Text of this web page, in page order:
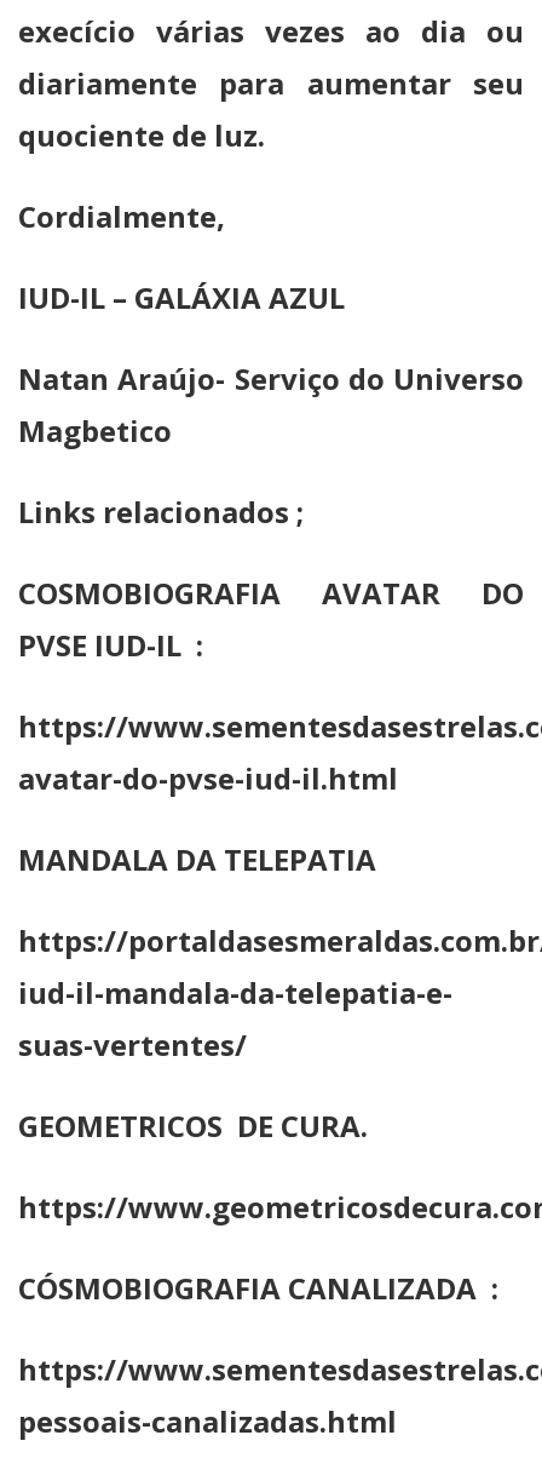
execício várias vezes ao dia ou
diariamente para aumentar seu
quociente de luz.
Cordialmente,
IUD-IL – GALÁXIA AZUL
Natan Araújo- Serviço do Universo
Magbetico
Links relacionados ;
COSMOBIOGRAFIA AVATAR DO
PVSE IUD-IL :
https://
avatar-do-pvse-iud-il.html
MANDALA DA TELEPATIA
https://
iud-il-mandala-da-telepatia-e-
suas-vertentes/
GEOMETRICOS DE CURA.
https://
CÓSMOBIOGRAFIA CANALIZADA :
https://
pessoais-canalizadas.html